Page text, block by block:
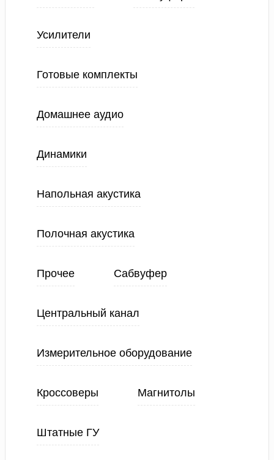
Усилители
Готовые комплекты
Домашнее аудио
Динамики
Напольная акустика
Полочная акустика
Прочее Сабвуфер
Центральный канал
Измерительное оборудование
Кроссоверы Магнитолы
Штатные ГУ